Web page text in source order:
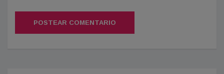
POSTEAR COMENTARIO